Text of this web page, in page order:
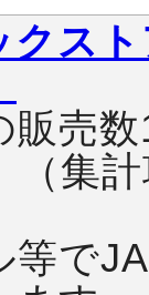
クス
販売
（集
等で